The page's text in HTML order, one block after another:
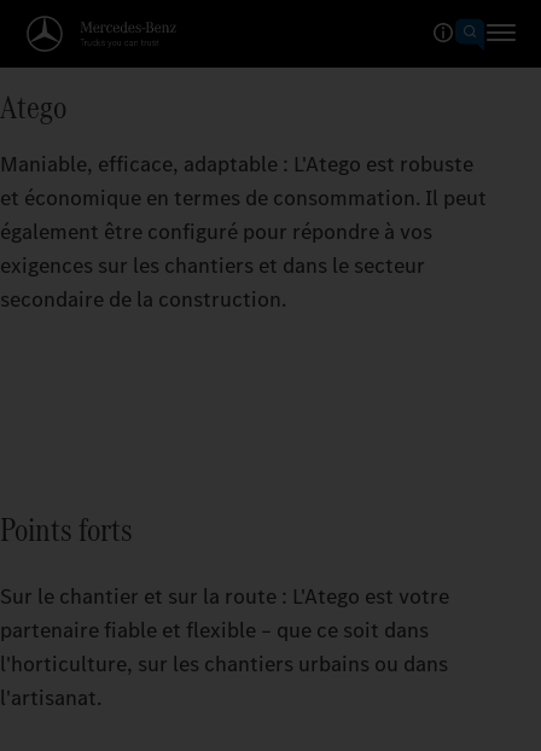
Atego
Maniable, efficace, adaptable : L'Atego est robuste
et économique en termes de consommation. Il peut
également être configuré pour répondre à vos
exigences sur les chantiers et dans le secteur
secondaire de la construction.
Points forts
Sur le chantier et sur la route : L'Atego est votre
partenaire fiable et flexible – que ce soit dans
l'horticulture, sur les chantiers urbains ou dans
l'artisanat.